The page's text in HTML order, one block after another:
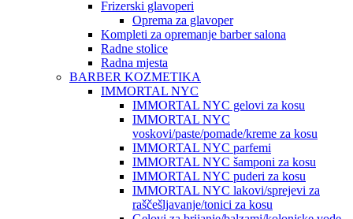
Frizerski glavoperi
Oprema za glavoper
Kompleti za opremanje barber salona
Radne stolice
Radna mjesta
BARBER KOZMETIKA
IMMORTAL NYC
IMMORTAL NYC gelovi za kosu
IMMORTAL NYC
voskovi/paste/pomade/kreme za kosu
IMMORTAL NYC parfemi
IMMORTAL NYC šamponi za kosu
IMMORTAL NYC puderi za kosu
IMMORTAL NYC lakovi/sprejevi za
raščešljavanje/tonici za kosu